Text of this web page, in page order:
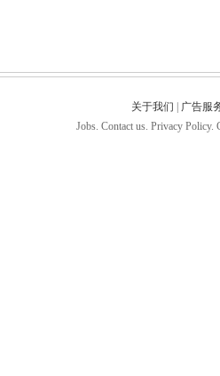
关于我们
广告服
Jobs. Contact us. Privacy